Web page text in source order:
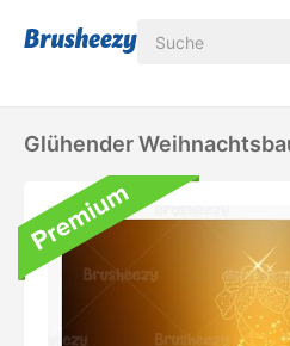
Glühender